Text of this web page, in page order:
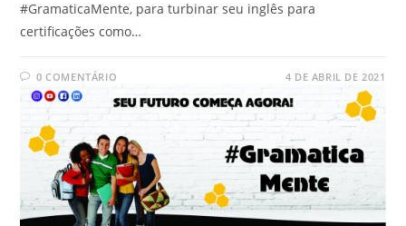
#GramaticaMente, para turbinar seu inglês para
certificações como…
0 COMENTÁRIO 4 DE ABRIL DE 2021